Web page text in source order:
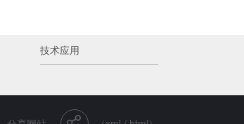
技术应用